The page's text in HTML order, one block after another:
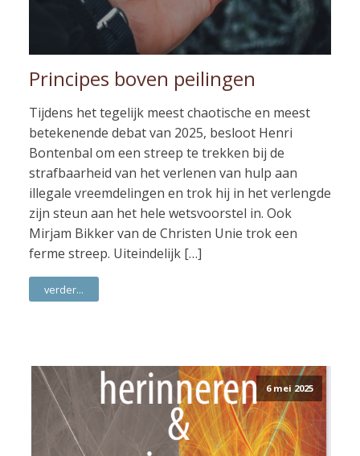
Principes boven peilingen
Tijdens het tegelijk meest chaotische en meest
betekenende debat van 2025, besloot Henri
Bontenbal om een streep te trekken bij de
strafbaarheid van het verlenen van hulp aan
illegale vreemdelingen en trok hij in het verlengde
zijn steun aan het hele wetsvoorstel in. Ook
Mirjam Bikker van de Christen Unie trok een
ferme streep. Uiteindelijk […]
verder...
6 mei 2025